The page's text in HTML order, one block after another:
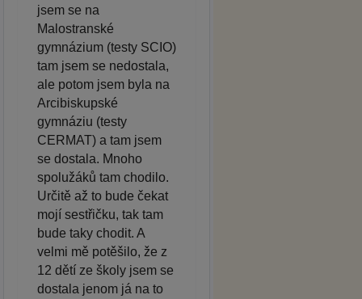
jsem se na
Malostranské
gymnázium (testy SCIO)
tam jsem se nedostala,
ale potom jsem byla na
Arcibiskupské
gymnáziu (testy
CERMAT) a tam jsem
se dostala. Mnoho
spolužáků tam chodilo.
Určitě až to bude čekat
mojí sestřičku, tak tam
bude taky chodit. A
velmi mě potěšilo, že z
12 dětí ze školy jsem se
dostala jenom já na to